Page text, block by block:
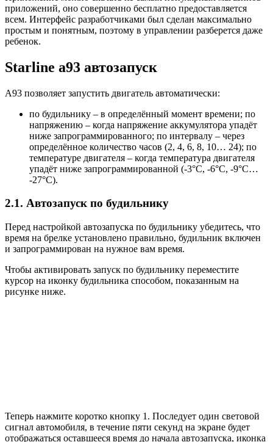
приложений, оно совершенно бесплатно предоставляется
всем. Интерфейс разработчиками был сделан максимально
простым и понятным, поэтому в управлении разберется даже
ребенок.
Starline a93 автозапуск
А93 позволяет запустить двигатель автоматически:
по будильнику – в определённый момент времени; по
напряжению – когда напряжение аккумулятора упадёт
ниже запрограммированного; по интервалу – через
определённое количество часов (2, 4, 6, 8, 10… 24); по
температуре двигателя – когда температура двигателя
упадёт ниже запрограммированной (-3°С, -6°С, -9°С…
-27°С).
2.1. Автозапуск по будильнику
Перед настройкой автозапуска по будильнику убедитесь, что
время на брелке установлено правильно, будильник включен
и запрограммирован на нужное вам время.
Чтобы активировать запуск по будильнику переместите
курсор на иконку будильника способом, показанным на
рисунке ниже.
Теперь нажмите коротко кнопку 1. Последует один световой
сигнал автомобиля, в течение пяти секунд на экране будет
отображаться оставшееся время до начала автозапуска, иконка